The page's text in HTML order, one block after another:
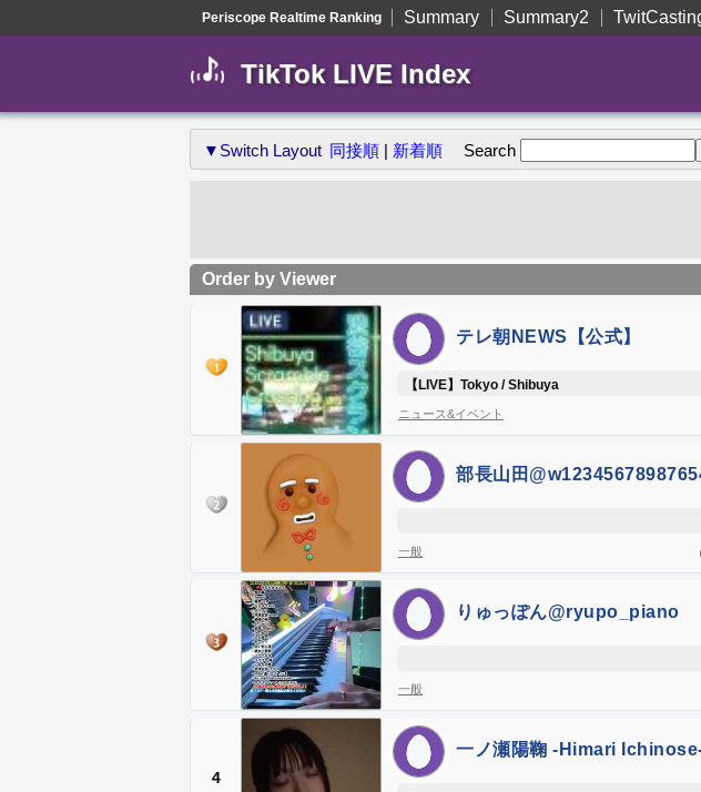
Periscope Realtime Ranking Summary Summary2
TikTok LIVE Index
▼Switch Layout 同接順 | 新着順 Search
Order by Viewer
【LIVE】Tokyo / Shibuya
テレ朝NEWS【公式】
ニュース&イベント
部長山田
一般
りゅっぽん@ryupo_piano
一般
4
一ノ瀬陽鞠 -Himari